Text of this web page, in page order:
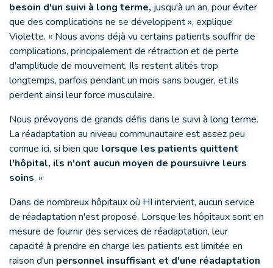
besoin d'un suivi à long terme, jusqu'à un an, pour éviter
que des complications ne se développent », explique
Violette. « Nous avons déjà vu certains patients souffrir de
complications, principalement de rétraction et de perte
d'amplitude de mouvement. Ils restent alités trop
longtemps, parfois pendant un mois sans bouger, et ils
perdent ainsi leur force musculaire.
Nous prévoyons de grands défis dans le suivi à long terme.
La réadaptation au niveau communautaire est assez peu
connue ici, si bien que lorsque les patients quittent
l'hôpital, ils n'ont aucun moyen de poursuivre leurs
soins. »
Dans de nombreux hôpitaux où HI intervient, aucun service
de réadaptation n'est proposé. Lorsque les hôpitaux sont en
mesure de fournir des services de réadaptation, leur
capacité à prendre en charge les patients est limitée en
raison d'un personnel insuffisant et d'une réadaptation